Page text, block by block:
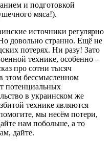
и подготовкой
мяса!).
источники регулярно
довольно странно. Ещё не
потерях. Ни разу! Зато
технике, особенно –
про сотни тысяч
этом бессмысленном
потенциальных
в украинском же
технике являются
мы несём потери,
нам побольше, а то
дайте.